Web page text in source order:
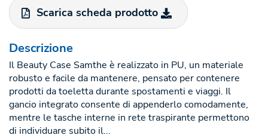
Scarica scheda prodotto
Descrizione
Il Beauty Case Samthe è realizzato in PU, un materiale
robusto e facile da mantenere, pensato per contenere
prodotti da toeletta durante spostamenti e viaggi. Il
gancio integrato consente di appenderlo comodamente,
mentre le tasche interne in rete traspirante permettono
di individuare subito il...